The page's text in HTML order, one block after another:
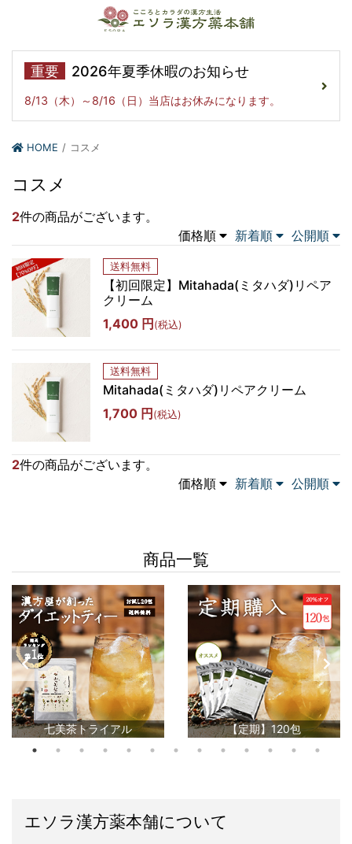
重要 2026年夏季休暇のお知らせ
8/13（木）～8/16（日）当店はお休みになります。
HOME コスメ
コスメ
2件の商品がございます。
価格順
新着順 公開順
送料無料
【初回限定】Mitahada(ミタハダ)リペア
クリーム
1,400 円 (税込)
送料無料
Mitahada(ミタハダ)リペアクリーム
1,700 円 (税込)
2件の商品がございます。
価格順
新着順 公開順
商品一覧
七美茶トライアル 【定期】120包
エソラ漢方薬本舗について